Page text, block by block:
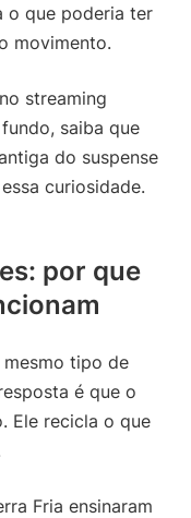
o que poderia ter
movimento.
streaming
saiba que
do suspense
curiosidade.
por que
tipo de
é que o
Ele recicla o que
Fria ensinaram